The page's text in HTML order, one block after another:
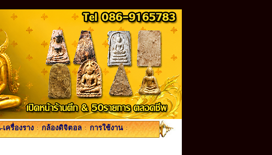
ครื่องราง : กล้องดิจิตอล : การใช้งาน :